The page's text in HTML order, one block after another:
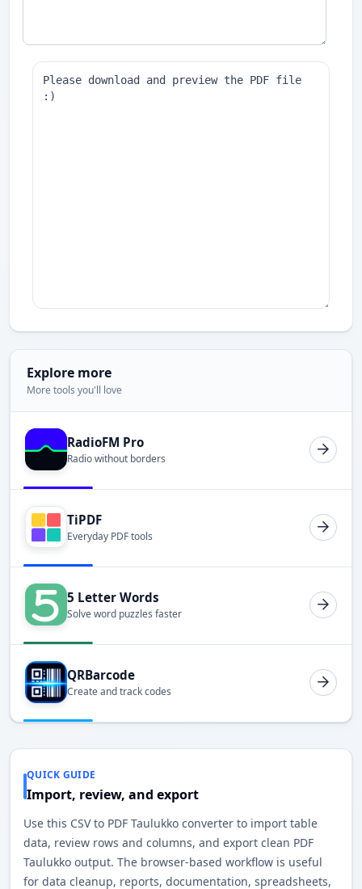
Explore more
More tools you'll love
RadioFM Pro
Radio without borders
TiPDF
Everyday PDF tools
5 Letter Words
Solve word puzzles faster
QRBarcode
Create and track codes
QUICK GUIDE
Import, review, and export
Use this CSV to PDF Taulukko converter to import table
data, review rows and columns, and export clean PDF
Taulukko output. The browser-based workflow is useful
for data cleanup, reports, documentation, spreadsheets,